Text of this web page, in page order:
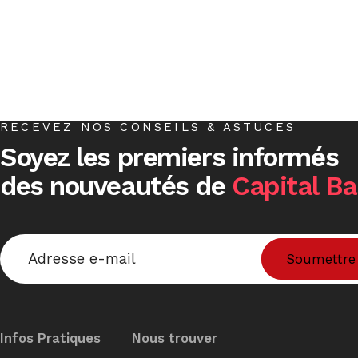
RECEVEZ NOS CONSEILS & ASTUCES
Soyez les premiers informés
des nouveautés de Capital
Email
Infos Pratiques Nous trouver